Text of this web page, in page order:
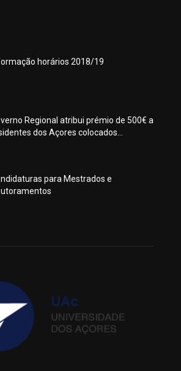
horários 2018/19
Regional atribui prémio de 500€ a
dos Açores colocados...
para Mestrados e